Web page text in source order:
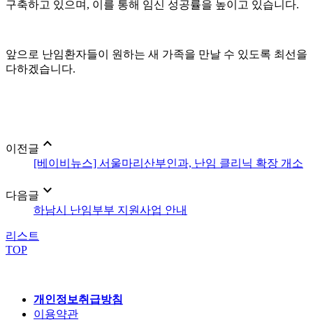
구축하고 있으며, 이를 통해 임신 성공률을 높이고 있습니다.
앞으로 난임환자들이 원하는 새 가족을 만날 수 있도록 최선을
다하겠습니다.
이전글 expand_less
[베이비뉴스] 서울마리산부인과, 난임 클리닉 확장 개소
다음글 expand_more
하남시 난임부부 지원사업 안내
리스트
TOP
개인정보취급방침
이용약관